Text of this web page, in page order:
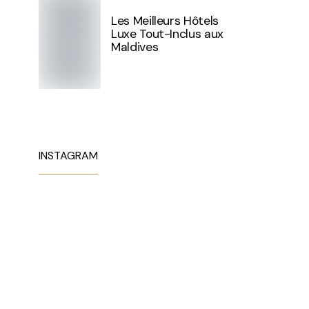
Les Meilleurs Hôtels
Luxe Tout-Inclus aux
Maldives
INSTAGRAM